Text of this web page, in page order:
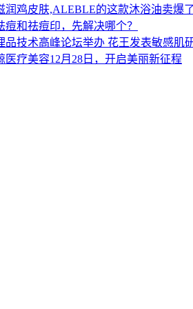
润鸡皮肤,ALEBLE的这款沐浴油卖爆了
痘和祛痘印，先解决哪个？
品技术高峰论坛举办 花王发表敏感肌
医疗美容12月28日，开启美丽新征程